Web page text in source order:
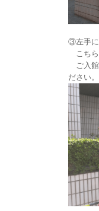
③左手に
こちら
ご入館
ださい。